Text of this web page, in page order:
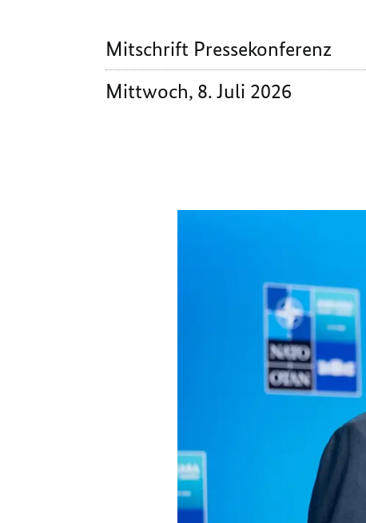
Mitschrift Pressekonferenz
Mittwoch, 8. Juli 2026